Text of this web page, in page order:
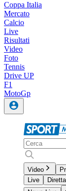
Coppa Italia
Mercato
Calcio
Live
Risultati
Video
Foto
Tennis
Drive UP
F1
MotoGp
Video
Live